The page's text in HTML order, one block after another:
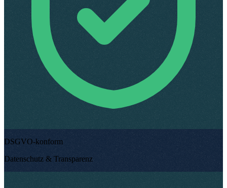
DSGVO-konform
Datenschutz & Transparenz